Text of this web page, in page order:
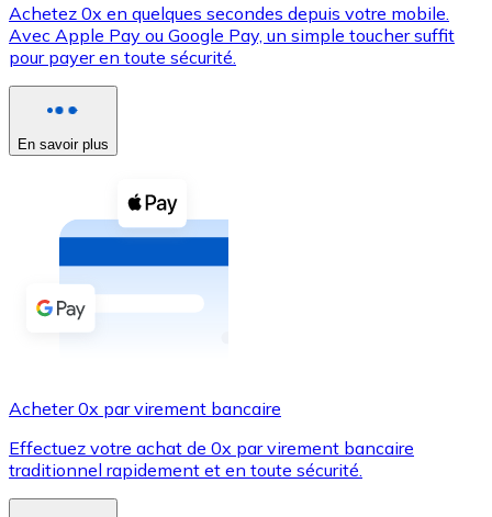
XRP
XRP
Voir toutes
Coupons crypto
Achetez des cryptomonnaies en espèces et d'autres
Acheter avec espèces
Virement SEPA
Utilisez les cartes Visa et Mastercard pour acheter
Acheter avec carte
Achetez 0x en quelques secondes depuis votre mobile.
Avec Apple Pay ou Google Pay, un simple toucher suffit
pour payer en toute sécurité.
En savoir plus
Acheter 0x par virement bancaire
Effectuez votre achat de 0x par virement bancaire
traditionnel rapidement et en toute sécurité.